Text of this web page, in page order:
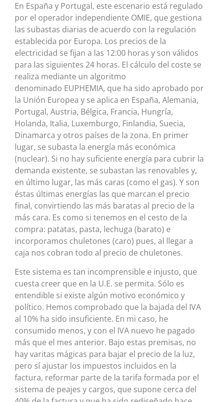
En España y Portugal, este escenario está regulado
por el operador independiente OMIE, que gestiona
las subastas diarias de acuerdo con la regulación
establecida por Europa. Los precios de la
electricidad se fijan a las 12:00 horas y son válidos
para las siguientes 24 horas. El cálculo del coste se
realiza mediante un algoritmo
denominado EUPHEMIA, que ha sido aprobado por
la Unión Europea y se aplica en España, Alemania,
Portugal, Austria, Bélgica, Francia, Hungría,
Holanda, Italia, Luxemburgo, Finlandia, Suecia,
Dinamarca y otros países de la zona. En primer
lugar, se subasta la energía más económica
(nuclear). Si no hay suficiente energía para cubrir la
demanda existente, se subastan las renovables y,
en último lugar, las más caras (como el gas). Y son
éstas últimas energías las que marcan el precio
final, convirtiendo las más baratas al precio de la
más cara. Es como si tenemos en el cesto de la
compra: patatas, pasta, lechuga (barato) e
incorporamos chuletones (caro) pues, al llegar a
caja nos cobran todo al precio de chuletones.
Este sistema es tan incomprensible e injusto, que
cuesta creer que en la U.E. se permita. Sólo es
entendible si existe algún motivo económico y
político. Hemos comprobado que la bajada del IVA
al 10% ha sido insuficiente. En mi caso, he
consumido menos, y con el IVA nuevo he pagado
más que el mes anterior. Bajo estas premisas, no
hay varitas mágicas para bajar el precio de la luz,
pero sí ajustar los impuestos incluidos en la
factura, reformar parte de la tarifa formada por el
sistema de peajes y cargos, que supone cerca del